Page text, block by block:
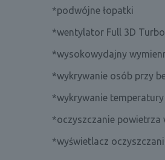
*podwójne łopatki
*wentylator Full 3D Turbo
*wysokowydajny
*wykrywanie osób przy
*wykrywanie
*oczyszczanie powietrza
*wyświetlacz